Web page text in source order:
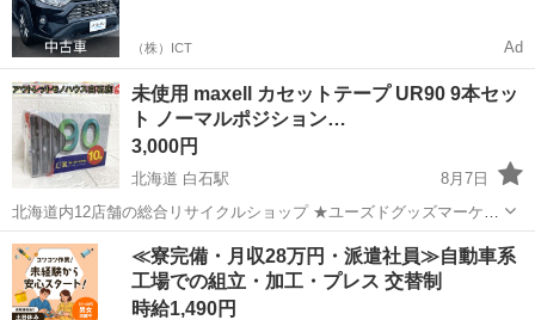
（株）ICT Ad
未使用 maxell カセットテープ UR90 9本セッ
ト ノーマルポジション…
3,000円
北海道 白石駅
8月7日
北海道内12店舗の総合リサイクルショップ ★ユーズドグッズマーケッ
ト★ アウトレットモノハウス白石店 ※営業時間外のお問い合わせは
翌営業日に順次ご返答させていただきます。 営業時間 9:30～
19:30 ...
北海道 札幌市 白石駅 映像プレーヤー、レコーダー
カセットテープ
≪寮完備・月収28万円・派遣社員≫自動車系
工場での組立・加工・プレス 交替制
時給1,490円